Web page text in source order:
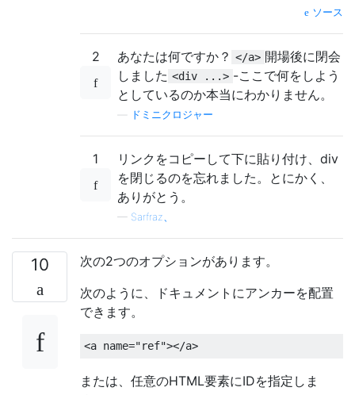
ソース
2 あなたは何ですか？ </a> 開場後に閉会
しました <div ...> -ここで何をしよう
としているのか本当にわかりません。
ドミニクロジャー
1
リンクをコピーして下に貼り付け、div
を閉じるのを忘れました。とにかく、
ありがとう。
— Sarfraz、
10
次の2つのオプションがあります。
次のように、ドキュメントにアンカーを配置
できます。
<a name="ref"></a>
または、任意のHTML要素にIDを指定しま